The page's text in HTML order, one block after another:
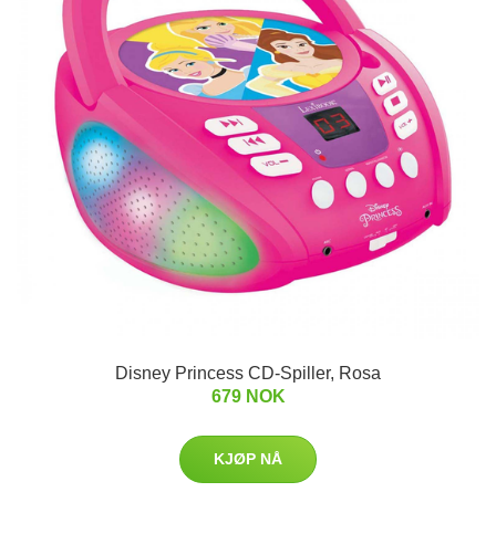
Disney Princess CD-Spiller, Rosa
679 NOK
KJØP NÅ